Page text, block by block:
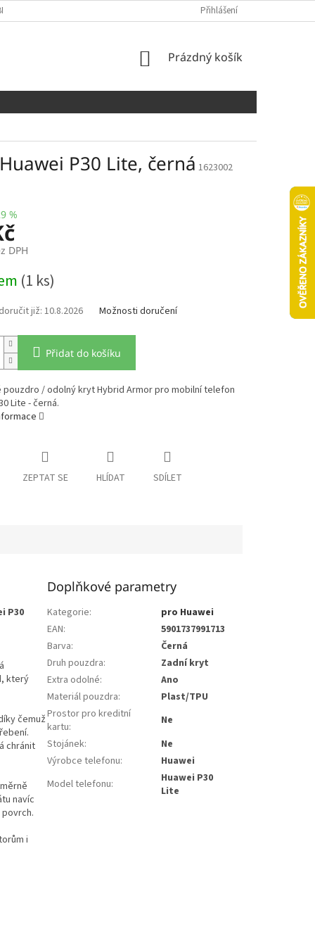
ÚDAJŮ Přihlášení
NÁKUPNÍ
Prázdný košík
P30 Lite, černá 1623002
%
DPH
(1 ks)
10.8.2026 Možnosti doručení
Přidat do košíku
pouzdro / odolný kryt Hybrid Armor pro mobilní telefon
Lite - černá.
ZEPTAT SE HLÍDAT SDÍLET
P30
který
čemuž
chránit
navíc
i
Doplňkové parametry
Kategorie:
pro Huawei
EAN:
5901737991713
Barva:
Černá
Druh pouzdra:
Zadní kryt
Extra odolné:
Ano
Materiál pouzdra:
Plast/TPU
Prostor pro kreditní
kartu:
Ne
Stojánek:
Ne
Výrobce telefonu:
Huawei
Model telefonu:
Huawei P30
Lite